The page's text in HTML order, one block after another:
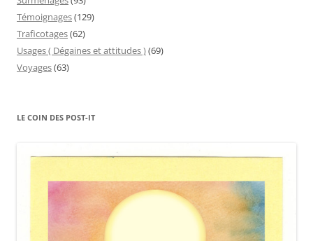
Témoignages(129)
Traficotages(62)
Usages ( Dégaines et attitudes )(69)
Voyages(63)
LE COIN DES POST-IT